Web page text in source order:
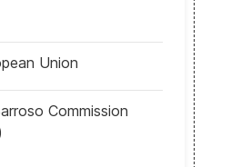
que el secretario general del
Union
Commission